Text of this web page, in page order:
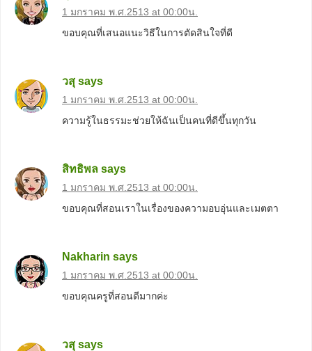
1 มกราคม พ.ศ.2513 at 00:00น.
ขอบคุณที่เสนอแนะวิธีในการตัดสินใจที่ดี
วสุ says
1 มกราคม พ.ศ.2513 at 00:00น.
ความรู้ในธรรมะช่วยให้ฉันเป็นคนที่ดีขึ้นทุกวัน
สิทธิพล says
1 มกราคม พ.ศ.2513 at 00:00น.
ขอบคุณที่สอนเราในเรื่องของความอบอุ่นและเมตตา
Nakharin says
1 มกราคม พ.ศ.2513 at 00:00น.
ขอบคุณครูที่สอนดีมากค่ะ
วสุ says